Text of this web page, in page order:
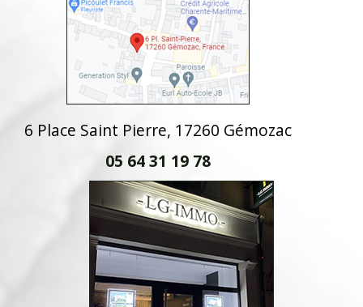
6 Place Saint Pierre, 17260 Gémozac
05 64 31 19 78